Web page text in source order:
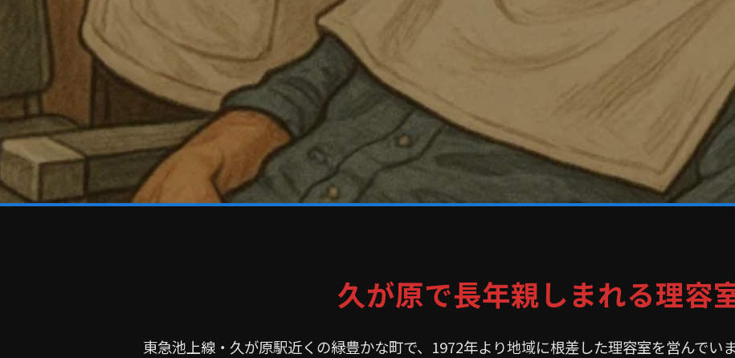
久が原で長年親しまれる理容
東急池上線・久が原駅近くの緑豊かな町で、1972年より地域に根差した理容室を営んでい